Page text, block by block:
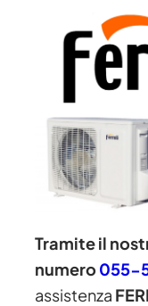
Tramite il
numero055-
assistenza